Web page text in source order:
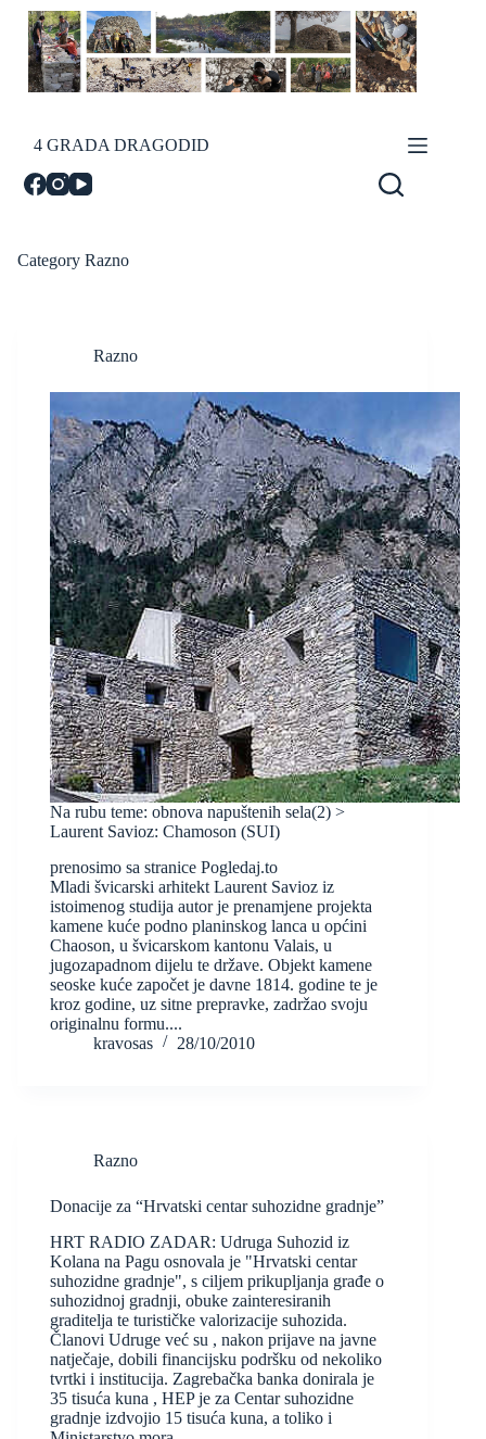
Skip
content
4 GRADA DRAGODID
Category Razno
Razno
Na rubu teme: obnova napuštenih sela(2) >
Laurent Savioz: Chamoson (SUI)
prenosimo sa stranice Pogledaj.to
Mladi švicarski arhitekt Laurent Savioz iz
istoimenog studija autor je prenamjene projekta
kamene kuće podno planinskog lanca u općini
Chaoson, u švicarskom kantonu Valais, u
jugozapadnom dijelu te države. Objekt kamene
seoske kuće započet je davne 1814. godine te je
kroz godine, uz sitne prepravke, zadržao svoju
originalnu formu....
kravosas
28/10/2010
Razno
Donacije za “Hrvatski centar suhozidne gradnje”
HRT RADIO ZADAR: Udruga Suhozid iz
Kolana na Pagu osnovala je "Hrvatski centar
suhozidne gradnje", s ciljem prikupljanja građe o
suhozidnoj gradnji, obuke zainteresiranih
graditelja te turističke valorizacije suhozida.
Članovi Udruge već su , nakon prijave na javne
natječaje, dobili financijsku podršku od nekoliko
tvrtki i institucija. Zagrebačka banka donirala je
35 tisuća kuna , HEP je za Centar suhozidne
gradnje izdvojio 15 tisuća kuna, a toliko i